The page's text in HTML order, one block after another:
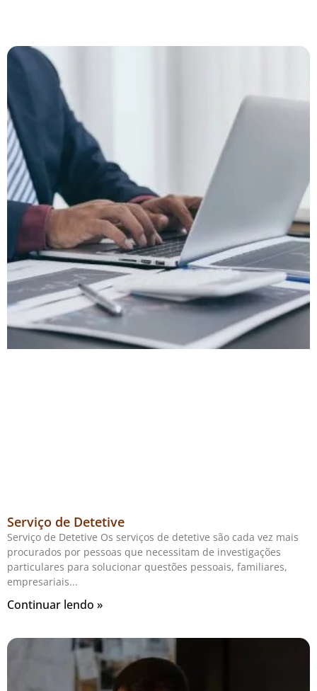
Serviço de Detetive
Serviço de Detetive Os serviços de detetive são cada vez mais
procurados por pessoas que necessitam de investigações
particulares para solucionar questões pessoais, familiares,
empresariais
Continuar lendo »